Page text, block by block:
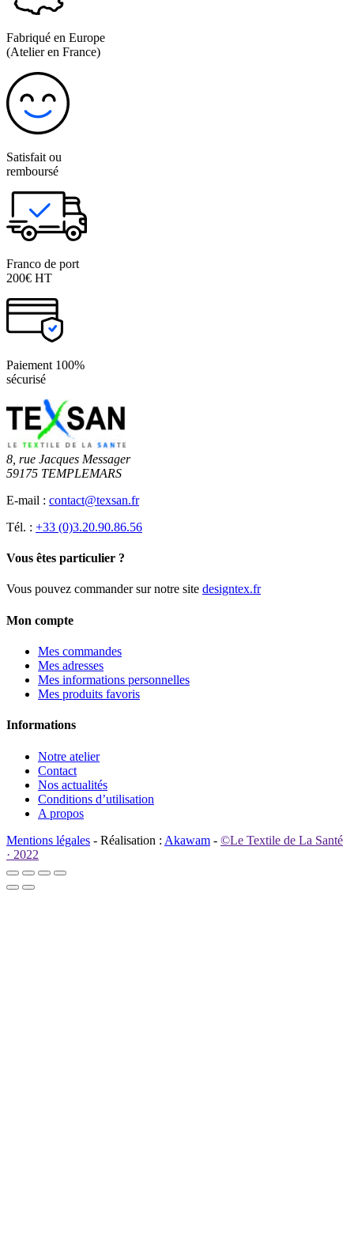
Fabriqué en Europe
(Atelier en France)
Satisfait ou
remboursé
Franco de port
200€ HT
Paiement 100%
sécurisé
8, rue Jacques Messager
59175 TEMPLEMARS
E-mail : contact@texsan.fr
Tél. : +33 (0)3.20.90.86.56
Vous êtes particulier ?
Vous pouvez commander sur notre site designtex.fr
Mon compte
Mes commandes
Mes adresses
Mes informations personnelles
Mes produits favoris
Informations
Notre atelier
Contact
Nos actualités
Conditions d’utilisation
A propos
Mentions légales - Réalisation : Akawam - ©Le Textile de La Santé
· 2022